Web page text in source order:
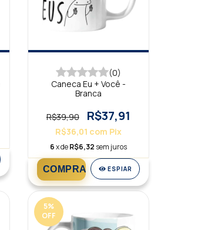
(0)
Caneca Eu + Você -
Branca
R$39,90 R$37,91
R$36,01 com Pix
6x deR$6,32 sem juros
ESPIAR
5%
OFF